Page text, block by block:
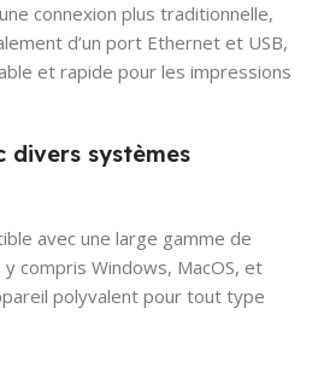
connexion plus traditionnelle,
d’un port Ethernet et USB,
et rapide pour les impressions
divers systèmes
avec une large gamme de
compris Windows, MacOS, et
polyvalent pour tout type